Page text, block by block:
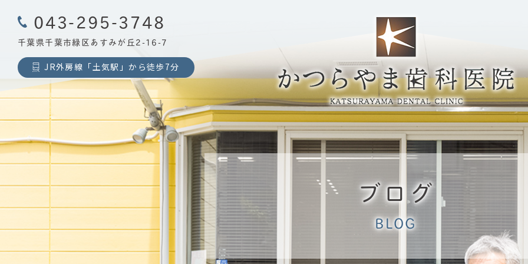
043-295-3748
千葉県千葉市緑区あすみが丘2-16-7
JR外房線「土気駅」から徒歩7分
ブログ
BLOG